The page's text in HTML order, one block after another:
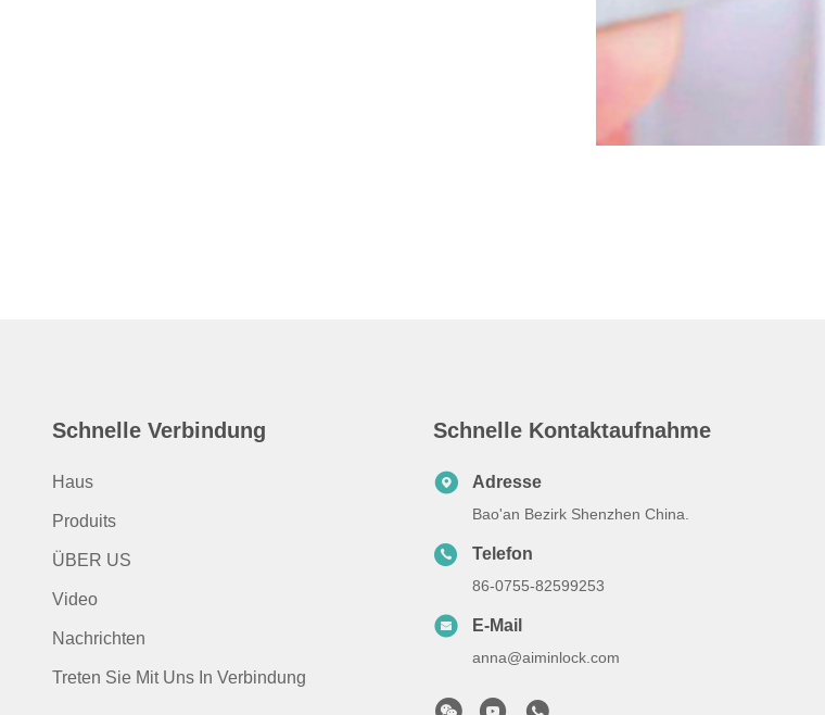
Schnelle Verbindung
Haus
Produits
ÜBER US
Video
Nachrichten
Treten Sie Mit Uns In Verbindung
Schnelle Kontaktaufnahme
Adresse
Bao'an Bezirk Shenzhen China.
Telefon
86-0755-82599253
E-Mail
anna@aiminlock.com